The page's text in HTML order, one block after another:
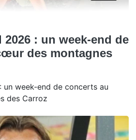
2026 : un week-end de
des montagnes
un week-end de concerts au
des Carroz